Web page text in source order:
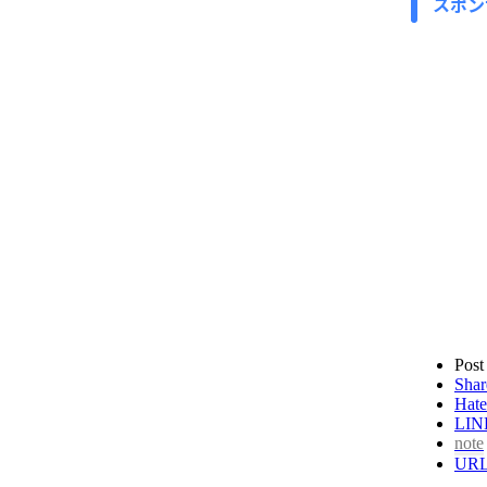
Post
note